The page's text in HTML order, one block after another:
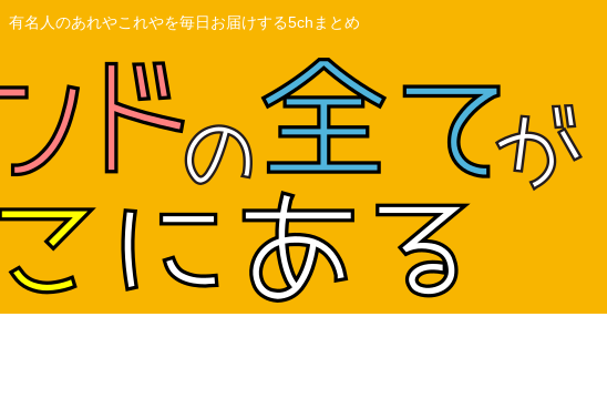
有名人のあれやこれやを毎日お届けする5chまとめ